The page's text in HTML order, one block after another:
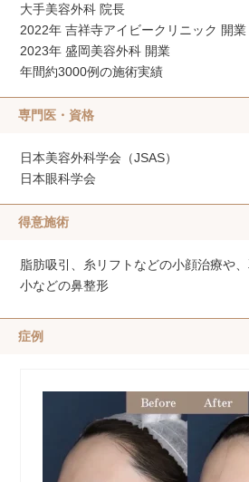
大手美容外科 院長
2022年 吉祥寺アイビークリニック 開業
2023年 盛岡美容外科 開業
年間約3000例の施術実績
専門医・資格
日本美容外科学会（JSAS）
日本眼科学会
得意施術
脂肪吸引、糸リフトなどの小顔治療や
小などの鼻整形
症例